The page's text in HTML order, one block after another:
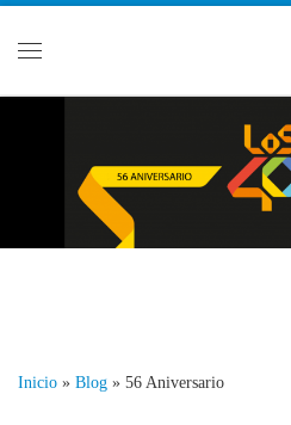
Inicio » Blog » 56 Aniversario